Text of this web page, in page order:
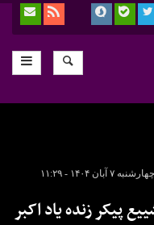
چهارشنبه ۷ آبان ۱۴۰۴ - ۱۱:۲۹
پیکر زنده یاد اکبر